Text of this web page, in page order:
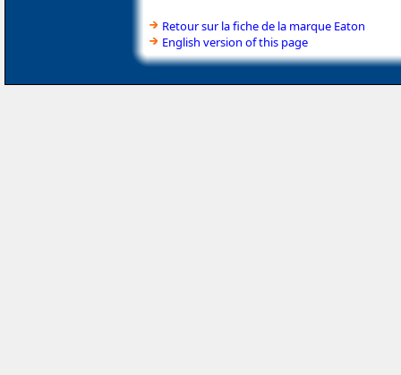
Retour sur la fiche de la marque Eaton
English version of this page